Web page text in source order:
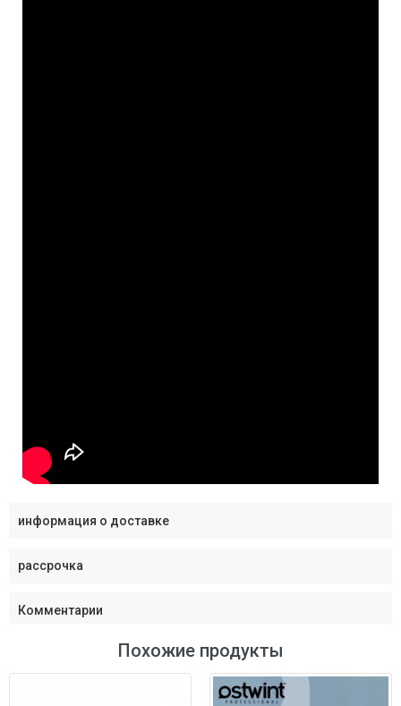
информация о доставке
рассрочка
Комментарии
Похожие продукты